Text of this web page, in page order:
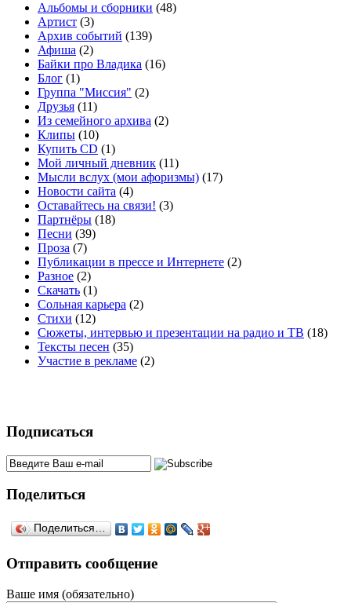
Альбомы и сборники (48)
Артист (3)
Архив событий (139)
Афиша (2)
Байки про Владика (16)
Блог (1)
Группа "Миссия" (2)
Друзья (11)
Из семейного архива (2)
Клипы (10)
Купить CD (1)
Мой личный дневник (11)
Мысли вслух (мои афоризмы) (17)
Новости сайта (4)
Оставайтесь на связи! (3)
Партнёры (18)
Песни (39)
Проза (7)
Публикации в прессе и Интернете (2)
Разное (2)
Скачать (1)
Сольная карьера (2)
Стихи (12)
Сюжеты, интервью и презентации на радио и ТВ (18)
Тексты песен (35)
Участие в рекламе (2)
Подписаться
Поделиться
Поделиться…
Отправить сообщение
Ваше имя (обязательно)